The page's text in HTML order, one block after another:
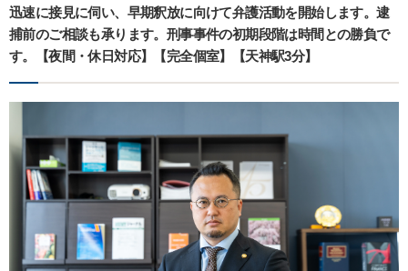
迅速に接見に伺い、早期釈放に向けて弁護活動を開始します。逮
捕前のご相談も承ります。刑事事件の初期段階は時間との勝負で
す。【夜間・休日対応】【完全個室】【天神駅3分】